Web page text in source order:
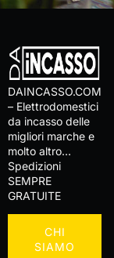
DAINCASSO.COM
– Elettrodomestici
da incasso delle
migliori marche e
molto altro…
Spedizioni
SEMPRE
GRATUITE
CHI
SIAMO